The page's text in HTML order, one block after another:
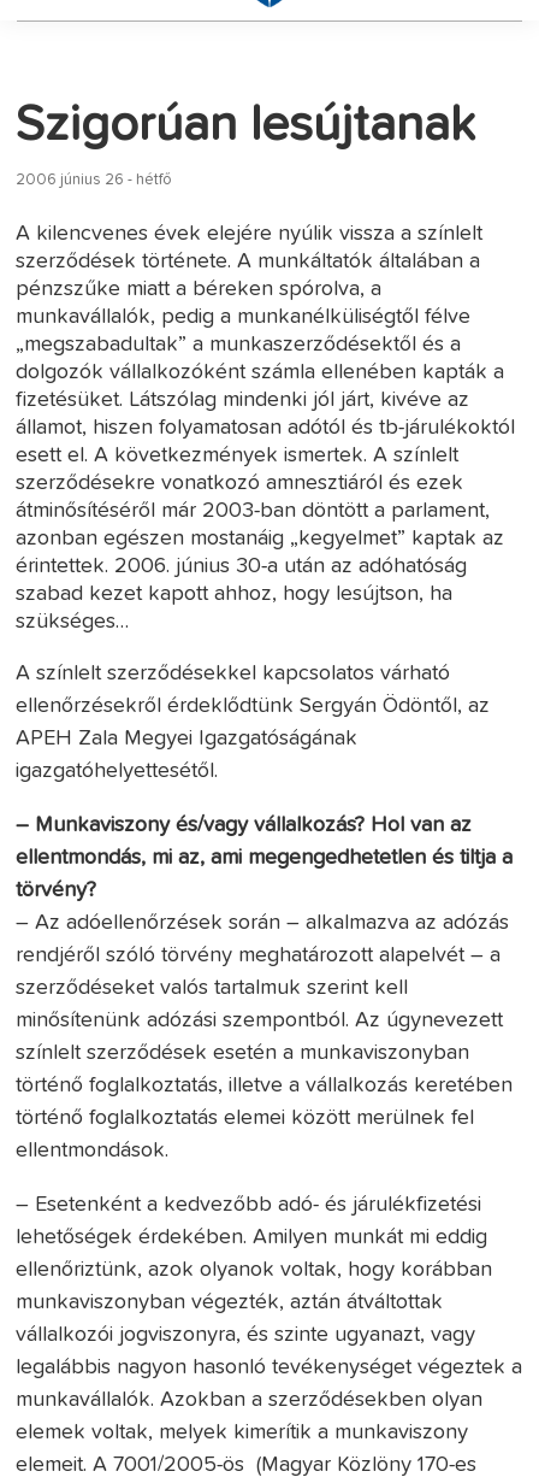
Szigorúan lesújtanak
2006 június 26 - hétfő
A kilencvenes évek elejére nyúlik vissza a színlelt
szerződések története. A munkáltatók általában a
pénzszűke miatt a béreken spórolva, a
munkavállalók, pedig a munkanélküliségtől félve
„megszabadultak” a munkaszerződésektől és a
dolgozók vállalkozóként számla ellenében kapták a
fizetésüket. Látszólag mindenki jól járt, kivéve az
államot, hiszen folyamatosan adótól és tb-járulékoktól
esett el. A következmények ismertek. A színlelt
szerződésekre vonatkozó amnesztiáról és ezek
átminősítéséről már 2003-ban döntött a parlament,
azonban egészen mostanáig „kegyelmet” kaptak az
érintettek. 2006. június 30-a után az adóhatóság
szabad kezet kapott ahhoz, hogy lesújtson, ha
szükséges…
A színlelt szerződésekkel kapcsolatos várható
ellenőrzésekről érdeklődtünk Sergyán Ödöntől, az
APEH Zala Megyei Igazgatóságának
igazgatóhelyettesétől.
– Munkaviszony és/vagy vállalkozás? Hol van az
ellentmondás, mi az, ami megengedhetetlen és tiltja a
törvény?
– Az adóellenőrzések során – alkalmazva az adózás
rendjéről szóló törvény meghatározott alapelvét – a
szerződéseket valós tartalmuk szerint kell
minősítenünk adózási szempontból. Az úgynevezett
színlelt szerződések esetén a munkaviszonyban
történő foglalkoztatás, illetve a vállalkozás keretében
történő foglalkoztatás elemei között merülnek fel
ellentmondások.
– Esetenként a kedvezőbb adó- és járulékfizetési
lehetőségek érdekében. Amilyen munkát mi eddig
ellenőriztünk, azok olyanok voltak, hogy korábban
munkaviszonyban végezték, aztán átváltottak
vállalkozói jogviszonyra, és szinte ugyanazt, vagy
legalábbis nagyon hasonló tevékenységet végeztek a
munkavállalók. Azokban a szerződésekben olyan
elemek voltak, melyek kimerítik a munkaviszony
elemeit. A 7001/2005-ös (Magyar Közlöny 170-es